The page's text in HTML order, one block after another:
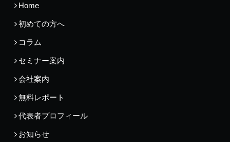
Home
初めての方へ
コラム
セミナー案内
会社案内
無料レポート
代表者プロフィール
お知らせ